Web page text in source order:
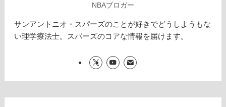
NBAブロガー
サンアントニオ・スパーズのことが好きでどうしようもな
い理学療法士。スパーズのコアな情報を届けます。